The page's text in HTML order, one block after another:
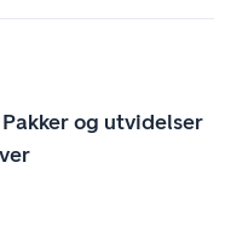
Pakker og utvidelser